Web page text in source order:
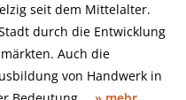
seit dem Mittelalter.
durch die Entwicklung
Auch die
von Handwerk in